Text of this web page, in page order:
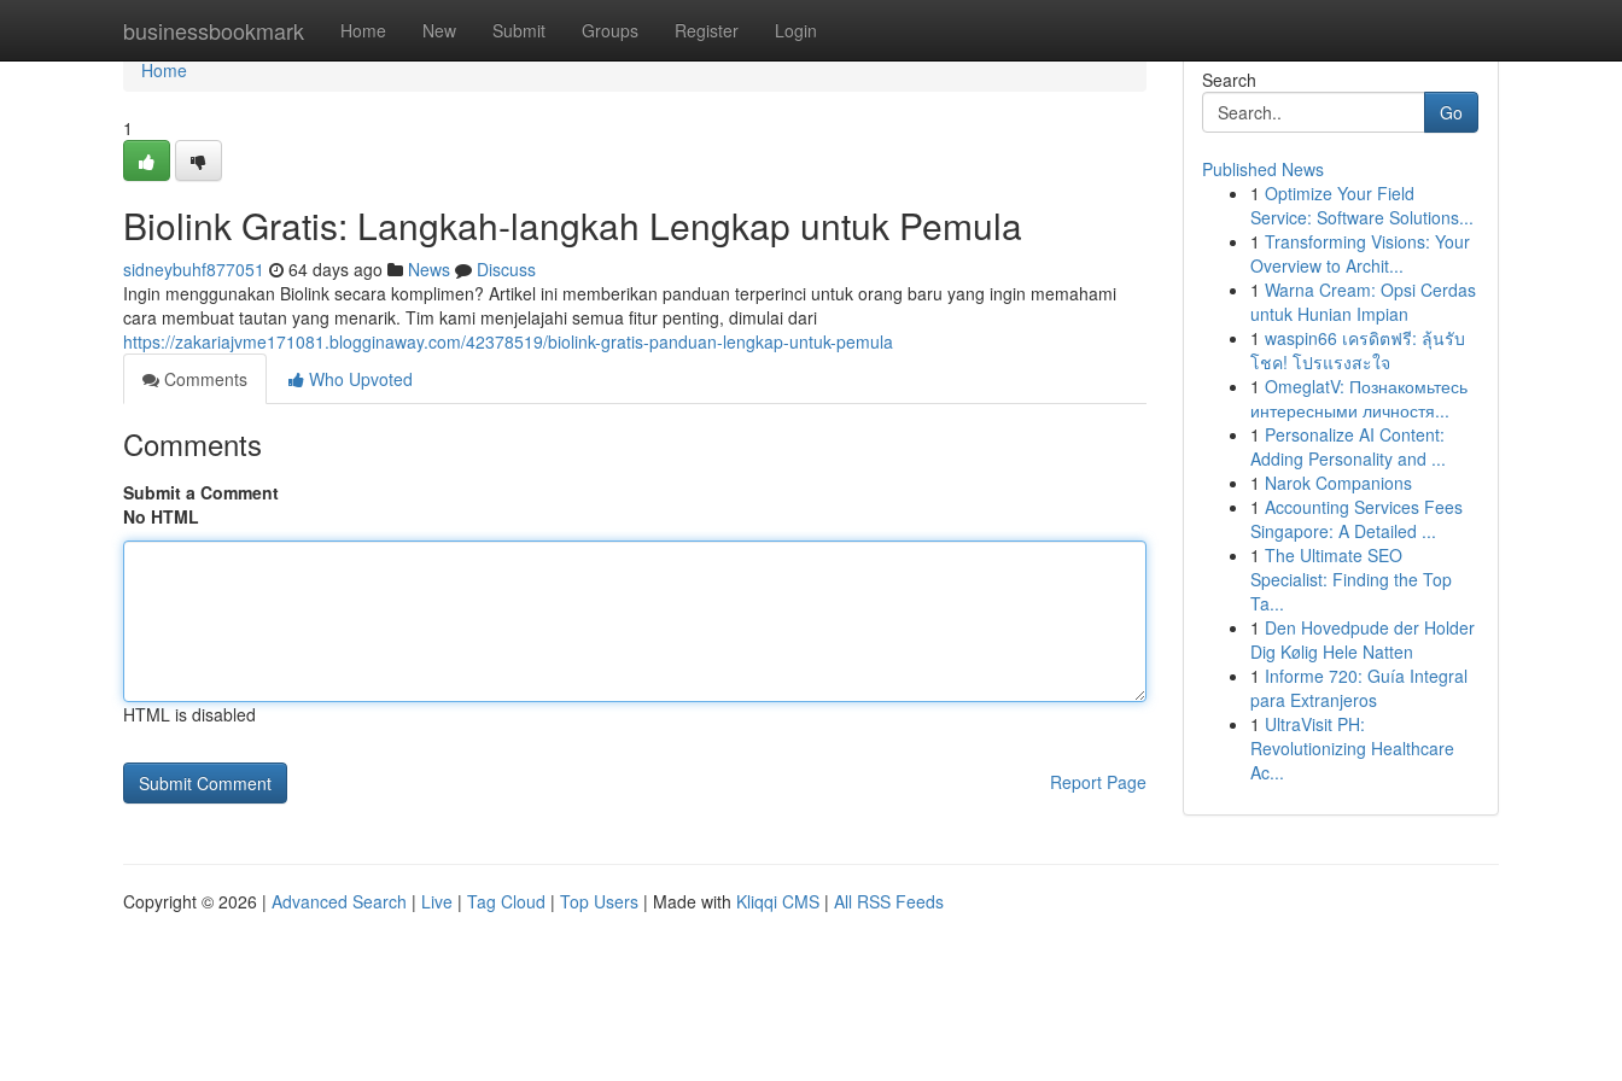
businessbookmark Home New Submit Groups Register Login
Home
Home
1
Biolink Gratis: Langkah-langkah Lengkap untuk Pemula
sidneybuhf877051 64 days ago News
Discuss
Ingin menggunakan Biolink secara komplimen? Artikel ini memberikan panduan terperinci untuk orang baru yang ingin memahami
cara membuat tautan yang menarik. Tim kami menjelajahi semua fitur penting, dimulai dari
https://zakariajvme171081.blogginaway.com/42378519/biolink-gratis-panduan-lengkap-untuk-pemula
Comments
Who Upvoted
Comments
Submit a Comment
No HTML
HTML is disabled
Report Page
Search
Go
Published News
1 Optimize Your Field
Service: Software Solutions...
1 Transforming Visions: Your
Overview to Archit...
1 Warna Cream: Opsi Cerdas
untuk Hunian Impian
1 waspin66 เครดิตฟรี: ลุ้นรับ
โชค! โปรแรงสะใจ
1 OmeglatV: Познакомьтесь
интересными личностя...
1 Personalize AI Content:
Adding Personality and ...
1 Narok Companions
1 Accounting Services Fees
Singapore: A Detailed ...
1 The Ultimate SEO
Specialist: Finding the Top
Ta...
1 Den Hovedpude der Holder
Dig Kølig Hele Natten
1 Informe 720: Guía Integral
para Extranjeros
1 UltraVisit PH:
Revolutionizing Healthcare
Ac...
Copyright © 2026 | Advanced Search | Live | Tag Cloud | Top Users | Made with Kliqqi CMS | All RSS Feeds